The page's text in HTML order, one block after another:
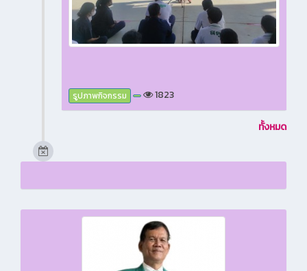
รูปภาพกิจกรรม 1823
ทั้งหมด